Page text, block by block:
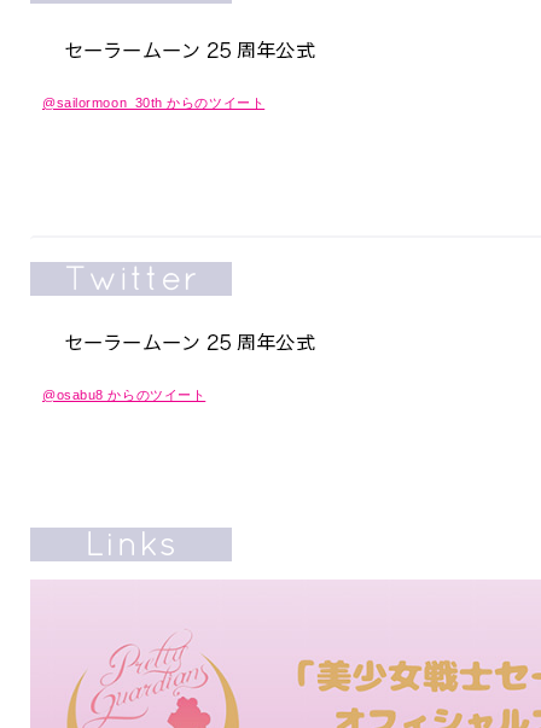
@sailormoon_30th からのツイート
@osabu8 からのツイート